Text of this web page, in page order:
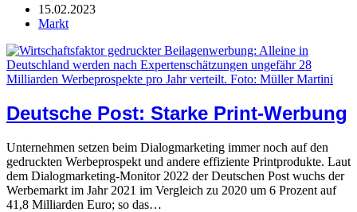
Kritik
Post
15.02.2023
Markt
Deutsche Post: Starke Print-Werbung
Unternehmen setzen beim Dialogmarketing immer noch auf den
gedruckten Werbeprospekt und andere effiziente Printprodukte. Laut
dem Dialogmarketing-Monitor 2022 der Deutschen Post wuchs der
Werbemarkt im Jahr 2021 im Vergleich zu 2020 um 6 Prozent auf
41,8 Milliarden Euro; so das…